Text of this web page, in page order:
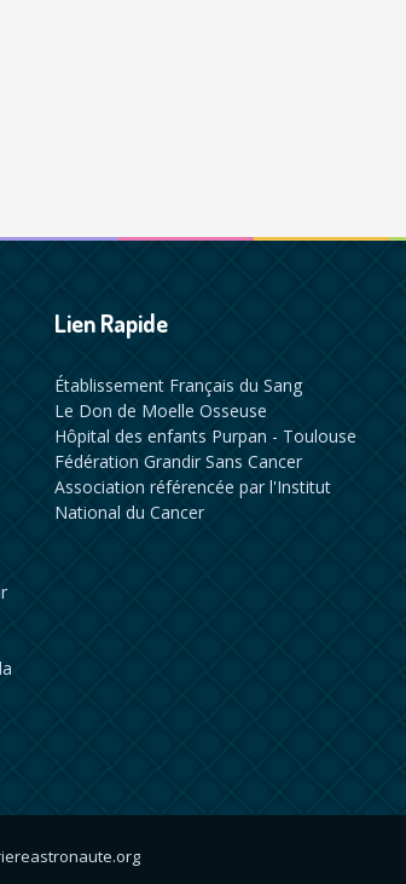
Lien Rapide
Établissement Français du Sang
Le Don de Moelle Osseuse
Hôpital des enfants Purpan - Toulouse
Fédération Grandir Sans Cancer
Association référencée par l'Institut
National du Cancer